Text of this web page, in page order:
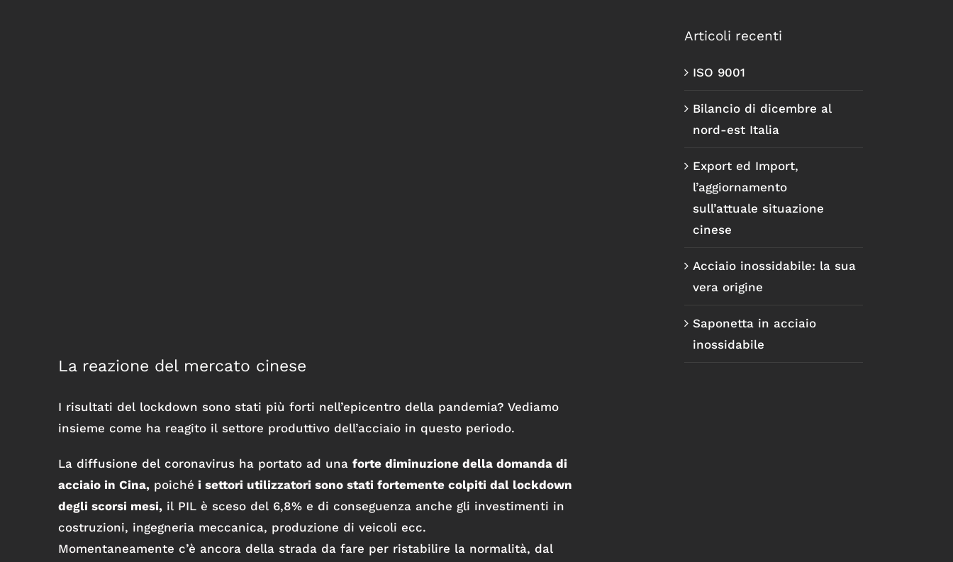
La reazione del mercato cinese
I risultati del lockdown sono stati più forti nell’epicentro della pandemia? Vediamo
insieme come ha reagito il settore produttivo dell’acciaio in questo periodo.
La diffusione del coronavirus ha portato ad una forte diminuzione della domanda di
acciaio in Cina, poiché i settori utilizzatori sono stati fortemente colpiti dal lockdown
degli scorsi mesi, il PIL è sceso del 6,8% e di conseguenza anche gli investimenti in
costruzioni, ingegneria meccanica, produzione di veicoli ecc.
Momentaneamente c’è ancora della strada da fare per ristabilire la normalità, dal
Articoli recenti
ISO 9001
Bilancio di dicembre al
nord-est Italia
Export ed Import,
l’aggiornamento
sull’attuale situazione
cinese
Acciaio inossidabile: la sua
vera origine
Saponetta in acciaio
inossidabile